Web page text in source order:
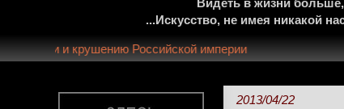
Видеть в жизни
...Искусство, не имея никакой
монархии и крушению Российской империи
2013/04/22